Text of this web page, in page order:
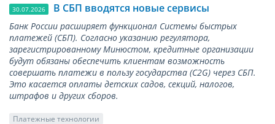
30.07.2026 В СБП вводятся новые сервисы
Банк России расширяет функционал Системы быстрых
платежей (СБП). Согласно указанию регулятора,
зарегистрированному Минюстом, кредитные организации
будут обязаны обеспечить клиентам возможность
совершать платежи в пользу государства (С2G) через СБП.
Это касается оплаты детских садов, секций, налогов,
штрафов и других сборов.
Платежные технологии